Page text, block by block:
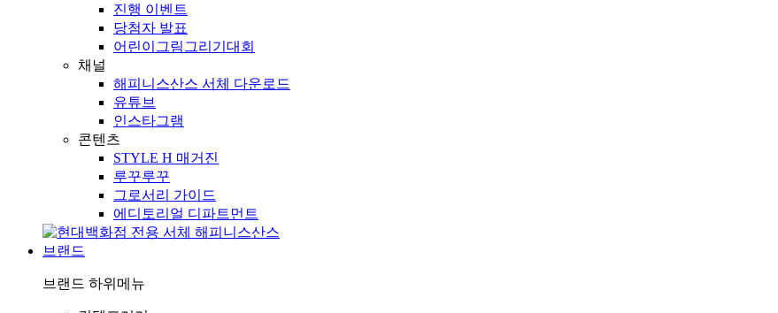
진행 이벤트
당첨자 발표
어린이그림그리기대회
채널
해피니스산스 서체 다운로드
유튜브
인스타그램
콘텐츠
STYLE H 매거진
루꾸루꾸
그로서리 가이드
에디토리얼 디파트먼트
브랜드
브랜드 하위메뉴